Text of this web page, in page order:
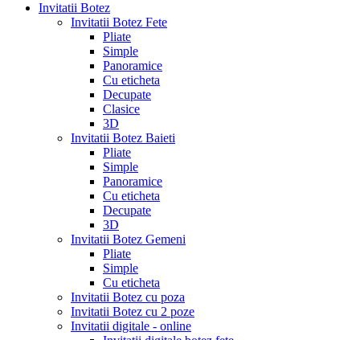
Invitatii Botez
Invitatii Botez Fete
Pliate
Simple
Panoramice
Cu eticheta
Decupate
Clasice
3D
Invitatii Botez Baieti
Pliate
Simple
Panoramice
Cu eticheta
Decupate
3D
Invitatii Botez Gemeni
Pliate
Simple
Cu eticheta
Invitatii Botez cu poza
Invitatii Botez cu 2 poze
Invitatii digitale - online